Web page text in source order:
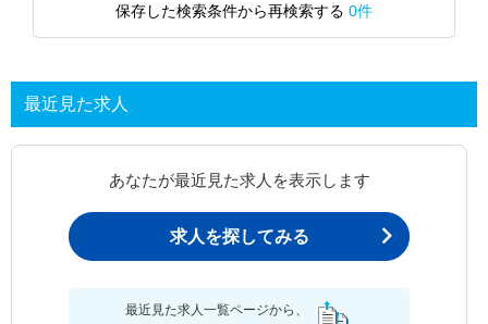
保存した検索条件から再検索する 0件
最近見た求人
あなたが最近見た求人を表示します
求人を探してみる
最近見た求人一覧ページから、